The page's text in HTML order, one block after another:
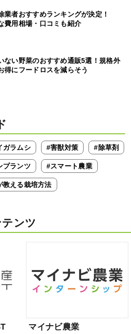
業者おすすめランキングが決定！
費用相場・口コミも紹介
ない野菜のおすすめ通販5選！規格外
得にフードロスを減らそう
ガラムシ #害獣対策 #除草剤
プランツ #スマート農業
教える栽培方法
ンツ
マイナビ農業